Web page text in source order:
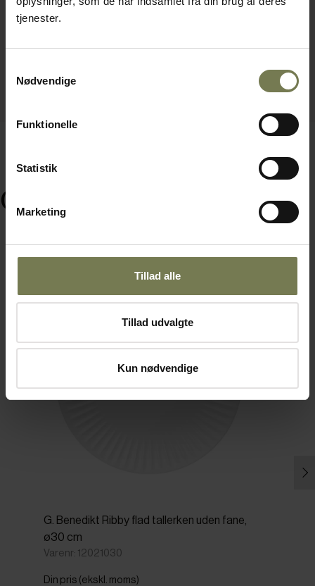
tjenester.
Nødvendige
Funktionelle
Statistik
Marketing
Tillad alle
Tillad udvalgte
Kun nødvendige
Ofte købt sammen med
G. Benedikt Ribby flad tallerken uden fane,
ø30 cm
Varenr: 12021030
Din pris (ekskl. moms)